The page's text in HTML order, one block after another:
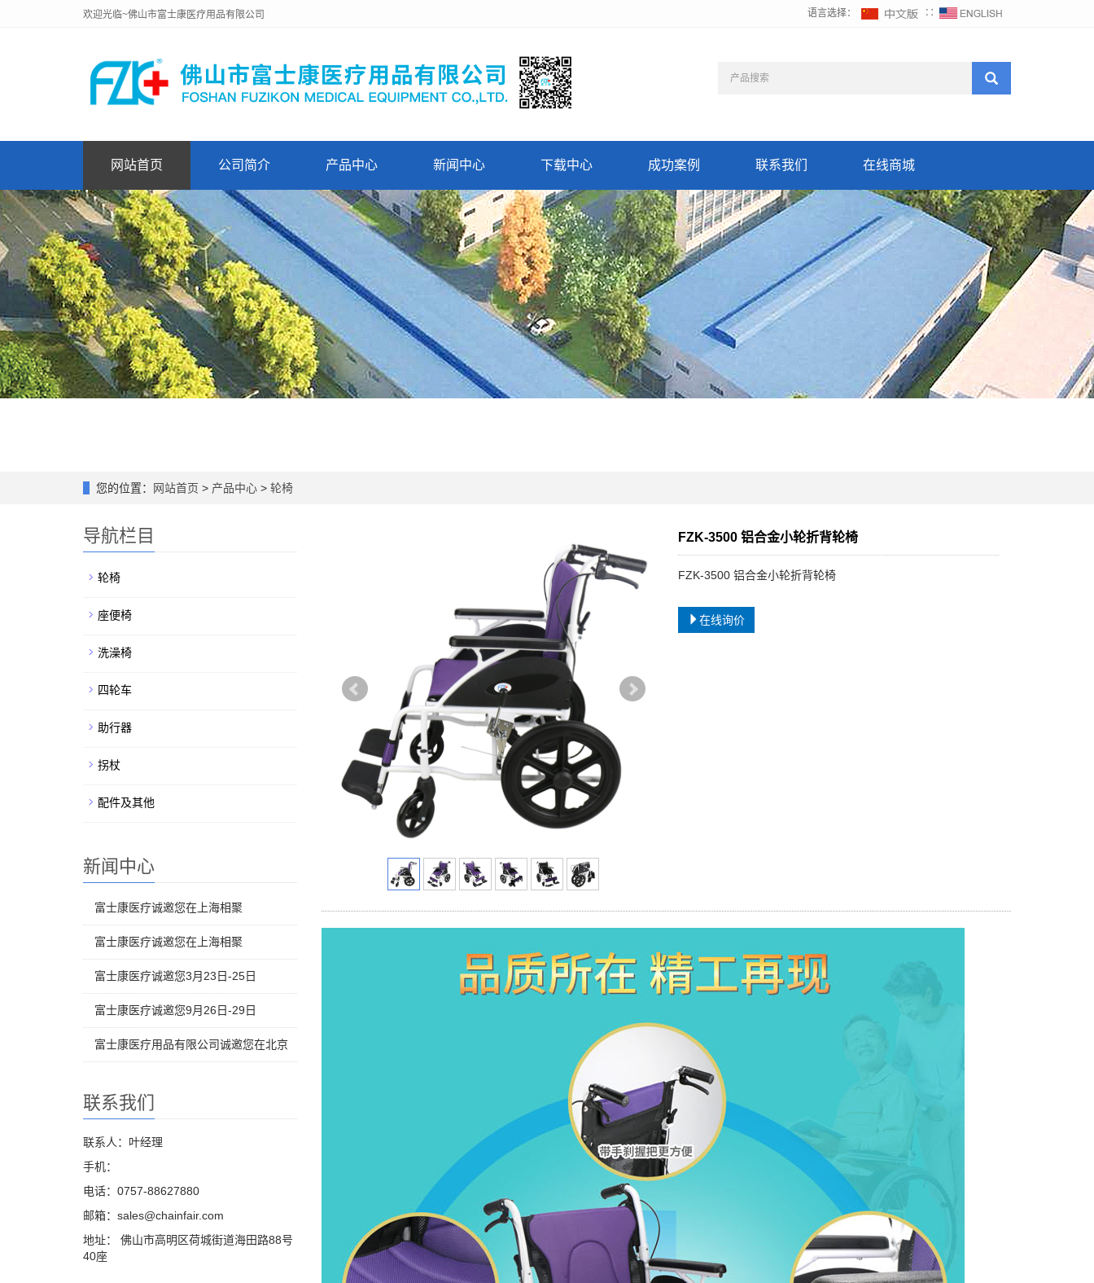
欢迎光临~佛山市富士康医疗用品有限公司 语言选择： ∷
网站首页 公司简介 产品中心 新闻中心 下载中心 成功案例 联系我们 在线商城
您的位置： 网站首页 > 产品中心 > 轮椅
FZK-3500 铝合金小轮折背轮椅
FZK-3500 铝合金小轮折背轮椅
在线询价
导航栏目
轮椅
座便椅
洗澡椅
四轮车
助行器
拐杖
配件及其他
新闻中心
富士康医疗诚邀您在上海相聚
富士康医疗诚邀您在上海相聚
富士康医疗诚邀您3月23日-25日
富士康医疗诚邀您9月26日-29日
富士康医疗用品有限公司诚邀您在北京
联系我们
联系人：叶经理
手机：
电话：0757-88627880
邮箱：sales@chainfair.com
地址： 佛山市高明区荷城街道海田路88号
40座